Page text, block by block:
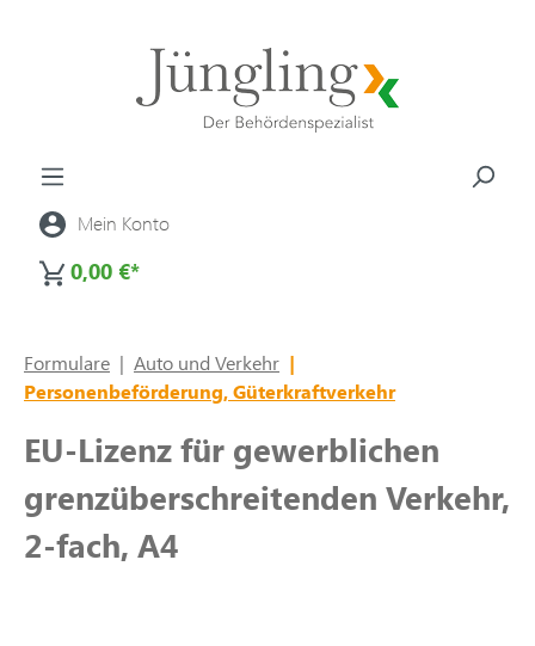
Mein Konto
0,00 €*
Formulare | Auto und Verkehr |
Personenbeförderung, Güterkraftverkehr
EU-Lizenz für gewerblichen
grenzüberschreitenden Verkehr,
2-fach, A4